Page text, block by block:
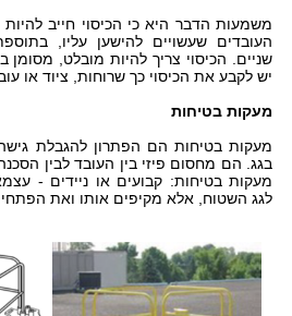
משמעות הדבר היא כי הכיסוי חייב
העובדים שעשויים להישען עליו,
שניים. הכיסוי צריך להיות מובלט,
יש לקבע את הכיסוי כך שרוחות, ציוד או
מעקות בטיחות
מעקות בטיחות הם הפתרון להגבלת
בגג. הם מחסום פיזי בין העובד לבין
מעקות בטיחות: קבועים או ניידים -
לגג השטוח, אלא מקיפים אותו ואת